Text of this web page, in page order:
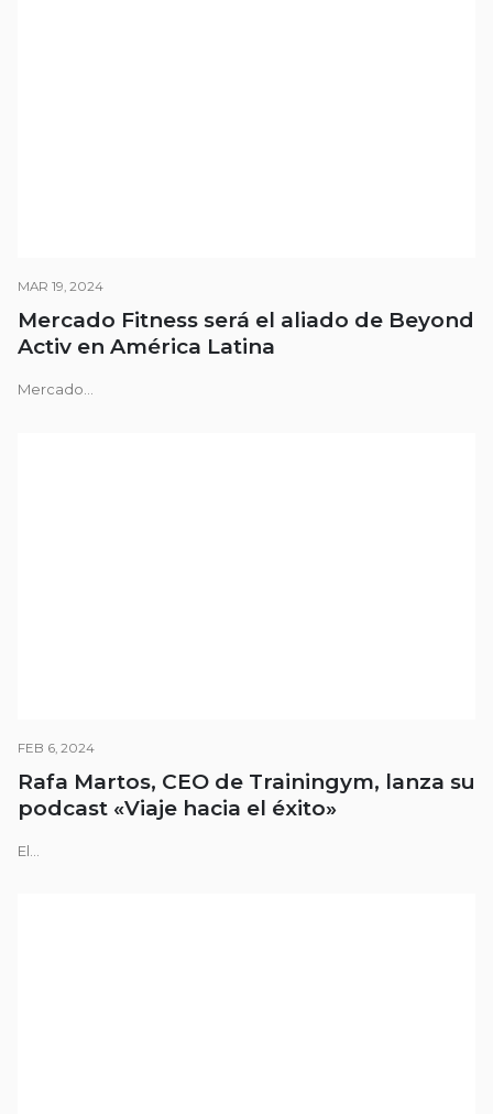
MAR 19, 2024
Mercado Fitness será el aliado de Beyond
Activ en América Latina
Mercado...
FEB 6, 2024
Rafa Martos, CEO de Trainingym, lanza su
podcast «Viaje hacia el éxito»
El...